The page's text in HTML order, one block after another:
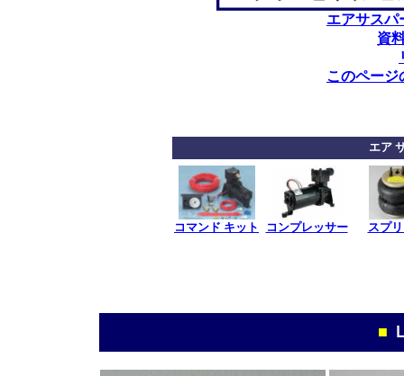
エアサスパ
資
このページ
エア
コマンド キット コンプレッサー スプ
■